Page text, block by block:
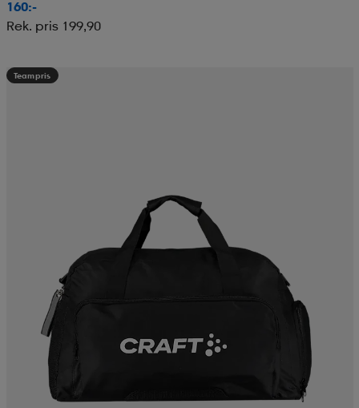
160:-
Rek. pris 199,90
Teampris